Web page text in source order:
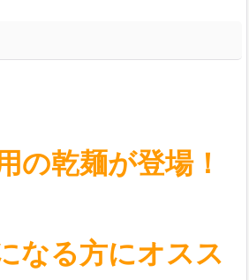
の乾麺が登場！
なる方にオスス